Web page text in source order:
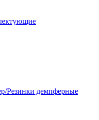
Резинки демпферные